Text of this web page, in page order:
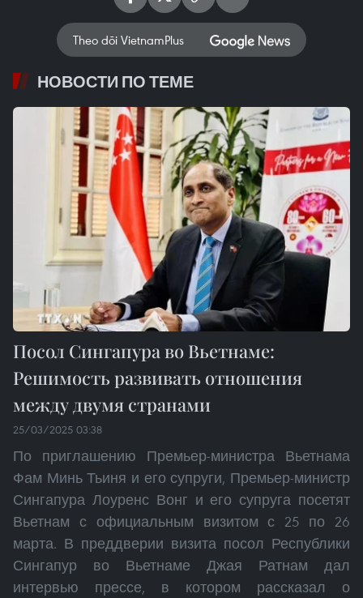
Theo dõi VietnamPlus
НОВОСТИ ПО ТЕМЕ
Посол Сингапура во Вьетнаме:
Решимость развивать отношения
между двумя странами
25/03/2025 03:38
По приглашению Премьер-министра Вьетнама
Фам Минь Тьиня и его супруги, Премьер-министр
Сингапура Лоуренс Вонг и его супруга посетят
Вьетнам с официальным визитом с 25 по 26
марта. В преддверии визита посол Республики
Сингапур во Вьетнаме Джая Ратнам дал
интервью прессе, в котором рассказал о